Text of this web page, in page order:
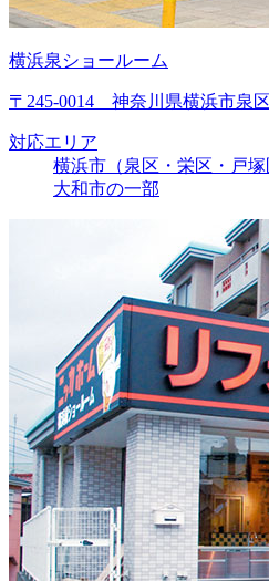
横浜泉ショールーム
〒245-0014 神奈川県横浜市泉
対応エリア
横浜市（泉区・栄区・戸塚
大和市の一部